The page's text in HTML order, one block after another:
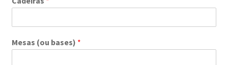
Mesas (ou bases) *